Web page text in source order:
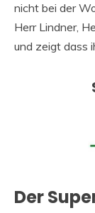
nicht bei der
Herr Lindner,
und zeigt dass
Der